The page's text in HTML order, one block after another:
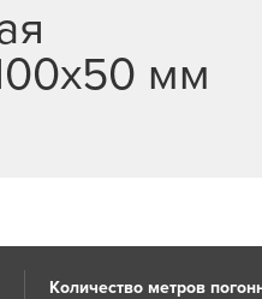
мм
Количество метров